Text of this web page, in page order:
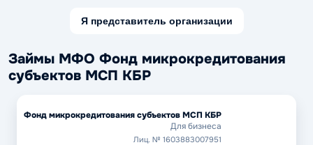
Я представитель организации
Займы МФО Фонд микрокредитования
субъектов МСП КБР
Фонд микрокредитования субъектов МСП КБР
Для бизнеса
Лиц. № 1603883007951